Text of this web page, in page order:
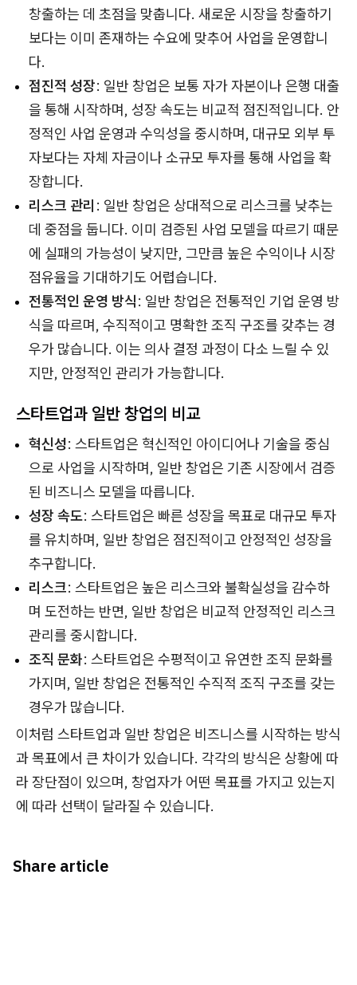
창출하는 데 초점을 맞춥니다. 새로운 시장을 창출하기
보다는 이미 존재하는 수요에 맞추어 사업을 운영합니
다.
점진적 성장: 일반 창업은 보통 자가 자본이나 은행 대출
을 통해 시작하며, 성장 속도는 비교적 점진적입니다. 안
정적인 사업 운영과 수익성을 중시하며, 대규모 외부 투
자보다는 자체 자금이나 소규모 투자를 통해 사업을 확
장합니다.
리스크 관리 : 일반 창업은 상대적으로 리스크를 낮추는
데 중점을 둡니다. 이미 검증된 사업 모델을 따르기 때문
에 실패의 가능성이 낮지만, 그만큼 높은 수익이나 시장
점유율을 기대하기도 어렵습니다.
전통적인 운영 방식: 일반 창업은 전통적인 기업 운영 방
식을 따르며, 수직적이고 명확한 조직 구조를 갖추는 경
우가 많습니다. 이는 의사 결정 과정이 다소 느릴 수 있
지만, 안정적인 관리가 가능합니다.
스타트업과 일반 창업의 비교
혁신성: 스타트업은 혁신적인 아이디어나 기술을 중심
으로 사업을 시작하며, 일반 창업은 기존 시장에서 검증
된 비즈니스 모델을 따릅니다.
성장 속도: 스타트업은 빠른 성장을 목표로 대규모 투자
를 유치하며, 일반 창업은 점진적이고 안정적인 성장을
추구합니다.
리스크: 스타트업은 높은 리스크와 불확실성을 감수하
며 도전하는 반면, 일반 창업은 비교적 안정적인 리스크
관리를 중시합니다.
조직 문화: 스타트업은 수평적이고 유연한 조직 문화를
가지며, 일반 창업은 전통적인 수직적 조직 구조를 갖는
경우가 많습니다.
이처럼 스타트업과 일반 창업은 비즈니스를 시작하는 방식
과 목표에서 큰 차이가 있습니다. 각각의 방식은 상황에 따
라 장단점이 있으며, 창업자가 어떤 목표를 가지고 있는지
에 따라 선택이 달라질 수 있습니다.
Share article